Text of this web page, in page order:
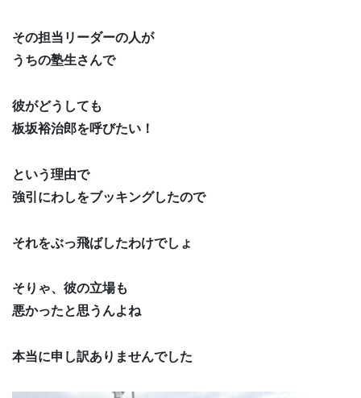
その担当リーダーの人が
うちの塾生さんで
彼がどうしても
板坂裕治郎を呼びたい！
という理由で
強引にわしをブッキングしたので
それをぶっ飛ばしたわけでしょ
そりゃ、彼の立場も
悪かったと思うんよね
本当に申し訳ありませんでした